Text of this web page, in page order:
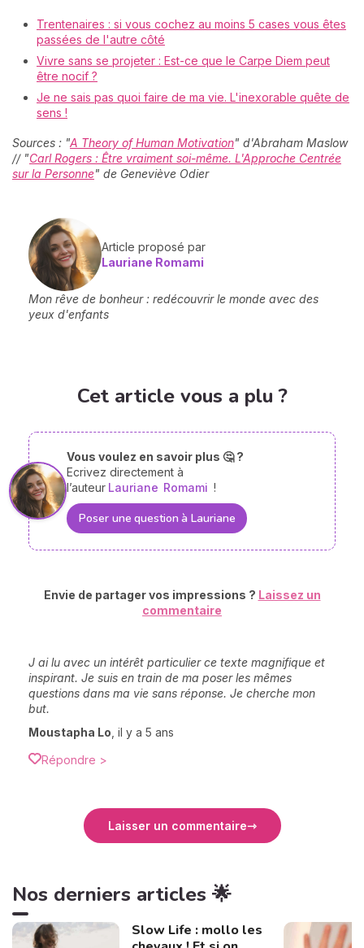
Trentenaires : si vous cochez au moins 5 cases vous êtes
passées de l'autre côté
Vivre sans se projeter : Est-ce que le Carpe Diem peut
être nocif ?
Je ne sais pas quoi faire de ma vie. L'inexorable quête de
sens !
Sources : "A Theory of Human Motivation" d'Abraham Maslow
// "Carl Rogers : Être vraiment soi-même. L'Approche Centrée
sur la Personne" de Geneviève Odier
Article proposé par
Lauriane Romami
Mon rêve de bonheur : redécouvrir le monde avec des
yeux d'enfants
Cet article vous a plu ?
Vous voulez en savoir plus 🤔 ?
Ecrivez directement à
l’auteur Lauriane Romami !
Poser une question à Lauriane
Envie de partager vos impressions ? Laissez un
commentaire
J ai lu avec un intérêt particulier ce texte magnifique et
inspirant. Je suis en train de ma poser les mêmes
questions dans ma vie sans réponse. Je cherche mon
but.
Moustapha Lo il y a 5 ans
Répondre >
Laisser un commentaire
Nos derniers articles 🌟
Slow Life : mollo les